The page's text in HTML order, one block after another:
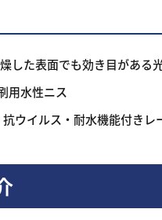
た表面でも効き目がある
水性ニス
ウイルス・耐水機能付きレ